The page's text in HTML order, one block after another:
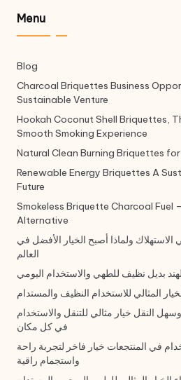
Menu
Blog
Charcoal Briquettes Business
Sustainable Venture
Hookah Coconut Shell Briquettes,
Smooth Smoking Experience
Natural Clean Burning Briquettes
Renewable Energy Briquettes A
Future
Smokeless Briquette Charcoal Fuel
Alternative
ولماذا أصبح الخيار الأفضل في
العالم
بديل نظيف للطهي والاستخدام اليومي
المثالي للاستخدام النظيف والمستدام
النقل خيار مثالي للتنقل والاستخدام
في كل مكان
في المنتجعات خيار فاخر لتجربة راحة
واستجمام راقية